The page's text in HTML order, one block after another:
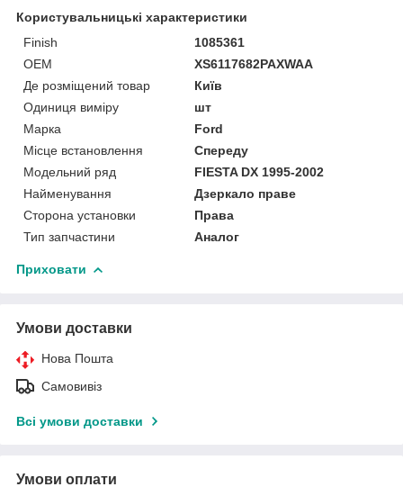
Користувальницькі характеристики
Finish
1085361
OEM
XS6117682PAXWAA
Де розміщений товар
Київ
Одиниця виміру
шт
Марка
Ford
Місце встановлення
Спереду
Модельний ряд
FIESTA DX 1995-2002
Найменування
Дзеркало праве
Сторона установки
Права
Тип запчастини
Аналог
Приховати
Умови доставки
Нова Пошта
Самовивіз
Всі умови доставки
Умови оплати